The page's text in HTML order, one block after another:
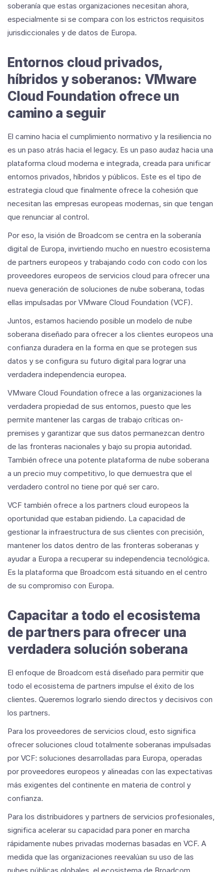
soberanía que estas organizaciones necesitan ahora,
especialmente si se compara con los estrictos requisitos
jurisdiccionales y de datos de Europa.
Entornos cloud privados,
híbridos y soberanos: VMware
Cloud Foundation ofrece un
camino a seguir
El camino hacia el cumplimiento normativo y la resiliencia no
es un paso atrás hacia el legacy. Es un paso audaz hacia una
plataforma cloud moderna e integrada, creada para unificar
entornos privados, híbridos y públicos. Este es el tipo de
estrategia cloud que finalmente ofrece la cohesión que
necesitan las empresas europeas modernas, sin que tengan
que renunciar al control.
Por eso, la visión de Broadcom se centra en la soberanía
digital de Europa, invirtiendo mucho en nuestro ecosistema
de partners europeos y trabajando codo con codo con los
proveedores europeos de servicios cloud para ofrecer una
nueva generación de soluciones de nube soberana, todas
ellas impulsadas por VMware Cloud Foundation (VCF).
Juntos, estamos haciendo posible un modelo de nube
soberana diseñado para ofrecer a los clientes europeos una
confianza duradera en la forma en que se protegen sus
datos y se configura su futuro digital para lograr una
verdadera independencia europea.
VMware Cloud Foundation ofrece a las organizaciones la
verdadera propiedad de sus entornos, puesto que les
permite mantener las cargas de trabajo críticas on-
premises y garantizar que sus datos permanezcan dentro
de las fronteras nacionales y bajo su propia autoridad.
También ofrece una potente plataforma de nube soberana
a un precio muy competitivo, lo que demuestra que el
verdadero control no tiene por qué ser caro.
VCF también ofrece a los partners cloud europeos la
oportunidad que estaban pidiendo. La capacidad de
gestionar la infraestructura de sus clientes con precisión,
mantener los datos dentro de las fronteras soberanas y
ayudar a Europa a recuperar su independencia tecnológica.
Es la plataforma que Broadcom está situando en el centro
de su compromiso con Europa.
Capacitar a todo el ecosistema
de partners para ofrecer una
verdadera solución soberana
El enfoque de Broadcom está diseñado para permitir que
todo el ecosistema de partners impulse el éxito de los
clientes. Queremos lograrlo siendo directos y decisivos con
los partners.
Para los proveedores de servicios cloud, esto significa
ofrecer soluciones cloud totalmente soberanas impulsadas
por VCF: soluciones desarrolladas para Europa, operadas
por proveedores europeos y alineadas con las expectativas
más exigentes del continente en materia de control y
confianza.
Para los distribuidores y partners de servicios profesionales,
significa acelerar su capacidad para poner en marcha
rápidamente nubes privadas modernas basadas en VCF. A
medida que las organizaciones reevalúan su uso de las
nubes públicas globales, el ecosistema de Broadcom